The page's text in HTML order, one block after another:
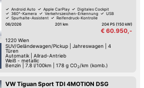
Android Auto Apple CarPlay
Digitales Cockpit
360°-Kamera
Verkehrszeichen-Erkennung
USB
Spurhalte-Assistent
Reifendruck-Kontrolle
06/2026
201 km 204 PS (150 kW)
€ 60.950,-
1220 Wien
SUV/Geländewagen/Pickup| Jahreswagen
4
Türen
Automatik| Allrad-Antrieb
Weiß - metallic
Benzin
7.8 l/100km 178 g CO2 /km (komb.)
VW Tiguan Sport TDI 4MOTION DSG